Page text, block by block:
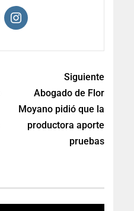
Siguiente
Abogado de Flor
Moyano pidió que la
productora aporte
pruebas